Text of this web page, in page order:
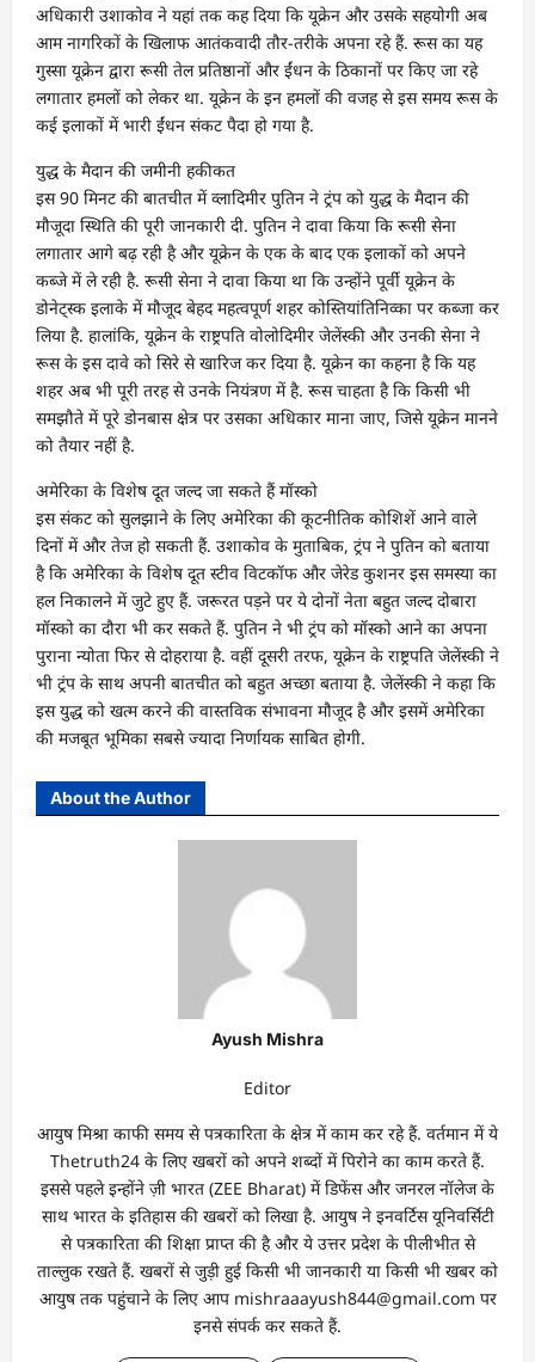
अधिकारी उशाकोव ने यहां तक कह दिया कि यूक्रेन और उसके सहयोगी अब
आम नागरिकों के खिलाफ आतंकवादी तौर-तरीके अपना रहे हैं. रूस का यह
गुस्सा यूक्रेन द्वारा रूसी तेल प्रतिष्ठानों और ईंधन के ठिकानों पर किए जा रहे
लगातार हमलों को लेकर था. यूक्रेन के इन हमलों की वजह से इस समय रूस के
कई इलाकों में भारी ईंधन संकट पैदा हो गया है.
युद्ध के मैदान की जमीनी हकीकत
इस 90 मिनट की बातचीत में व्लादिमीर पुतिन ने ट्रंप को युद्ध के मैदान की
मौजूदा स्थिति की पूरी जानकारी दी. पुतिन ने दावा किया कि रूसी सेना
लगातार आगे बढ़ रही है और यूक्रेन के एक के बाद एक इलाकों को अपने
कब्जे में ले रही है. रूसी सेना ने दावा किया था कि उन्होंने पूर्वी यूक्रेन के
डोनेट्स्क इलाके में मौजूद बेहद महत्वपूर्ण शहर कोस्तियांतिनिव्का पर कब्जा कर
लिया है. हालांकि, यूक्रेन के राष्ट्रपति वोलोदिमीर जेलेंस्की और उनकी सेना ने
रूस के इस दावे को सिरे से खारिज कर दिया है. यूक्रेन का कहना है कि यह
शहर अब भी पूरी तरह से उनके नियंत्रण में है. रूस चाहता है कि किसी भी
समझौते में पूरे डोनबास क्षेत्र पर उसका अधिकार माना जाए, जिसे यूक्रेन मानने
को तैयार नहीं है.
अमेरिका के विशेष दूत जल्द जा सकते हैं मॉस्को
इस संकट को सुलझाने के लिए अमेरिका की कूटनीतिक कोशिशें आने वाले
दिनों में और तेज हो सकती हैं. उशाकोव के मुताबिक, ट्रंप ने पुतिन को बताया
है कि अमेरिका के विशेष दूत स्टीव विटकॉफ और जेरेड कुशनर इस समस्या का
हल निकालने में जुटे हुए हैं. जरूरत पड़ने पर ये दोनों नेता बहुत जल्द दोबारा
मॉस्को का दौरा भी कर सकते हैं. पुतिन ने भी ट्रंप को मॉस्को आने का अपना
पुराना न्योता फिर से दोहराया है. वहीं दूसरी तरफ, यूक्रेन के राष्ट्रपति जेलेंस्की ने
भी ट्रंप के साथ अपनी बातचीत को बहुत अच्छा बताया है. जेलेंस्की ने कहा कि
इस युद्ध को खत्म करने की वास्तविक संभावना मौजूद है और इसमें अमेरिका
की मजबूत भूमिका सबसे ज्यादा निर्णायक साबित होगी.
About the Author
Ayush Mishra
Editor
आयुष मिश्रा काफी समय से पत्रकारिता के क्षेत्र में काम कर रहे हैं. वर्तमान में ये
Thetruth24 के लिए खबरों को अपने शब्दों में पिरोने का काम करते हैं.
इससे पहले इन्होंने ज़ी भारत (ZEE Bharat) में डिफेंस और जनरल नॉलेज के
साथ भारत के इतिहास की खबरों को लिखा है. आयुष ने इनवर्टिस यूनिवर्सिटी
से पत्रकारिता की शिक्षा प्राप्त की है और ये उत्तर प्रदेश के पीलीभीत से
ताल्लुक रखते हैं. खबरों से जुड़ी हुई किसी भी जानकारी या किसी भी खबर को
आयुष तक पहुंचाने के लिए आप mishraaayush844@gmail.com पर
इनसे संपर्क कर सकते हैं.